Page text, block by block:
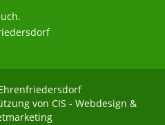
von CIS - Webdesign &